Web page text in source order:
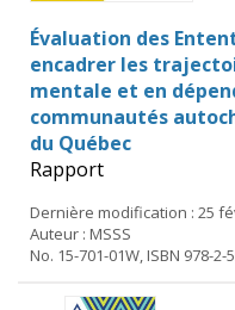
Évaluation des
encadrer les
mentale et en
communautés
du Québec
Rapport
Dernière modification : 25
Auteur : MSSS
No. 15-701-01W, ISBN 978-